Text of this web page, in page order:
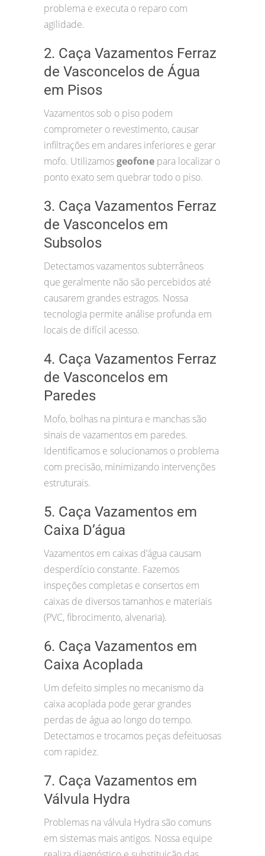
problema e executa o reparo com
agilidade.
2. Caça Vazamentos Ferraz
de Vasconcelos de Água
em Pisos
Vazamentos sob o piso podem
comprometer o revestimento, causar
infiltrações em andares inferiores e gerar
mofo. Utilizamosgeofone para localizar o
ponto exato sem quebrar todo o piso.
3. Caça Vazamentos Ferraz
de Vasconcelos em
Subsolos
Detectamos vazamentos subterrâneos
que geralmente não são percebidos até
causarem grandes estragos. Nossa
tecnologia permite análise profunda em
locais de difícil acesso.
4. Caça Vazamentos Ferraz
de Vasconcelos em
Paredes
Mofo, bolhas na pintura e manchas são
sinais de vazamentos em paredes.
Identificamos e solucionamos o problema
com precisão, minimizando intervenções
estruturais.
5. Caça Vazamentos em
Caixa D’água
Vazamentos em caixas d’água causam
desperdício constante. Fazemos
inspeções completas e consertos em
caixas de diversos tamanhos e materiais
(PVC, fibrocimento, alvenaria).
6. Caça Vazamentos em
Caixa Acoplada
Um defeito simples no mecanismo da
caixa acoplada pode gerar grandes
perdas de água ao longo do tempo.
Detectamos e trocamos peças defeituosas
com rapidez.
7. Caça Vazamentos em
Válvula Hydra
Problemas na válvula Hydra são comuns
em sistemas mais antigos. Nossa equipe